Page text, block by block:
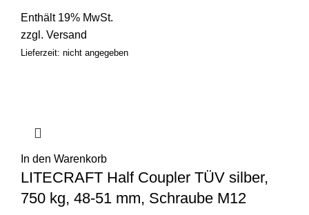
Enthält 19% MwSt.
zzgl. Versand
Lieferzeit: nicht angegeben
In den Warenkorb
LITECRAFT Half Coupler TÜV silber,
750 kg, 48-51 mm, Schraube M12